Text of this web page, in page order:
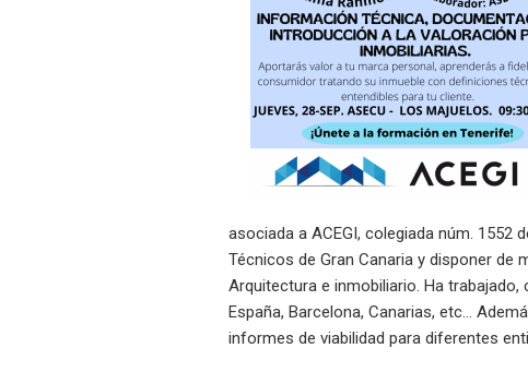
asociada a ACEGI, colegiada núm. 1552
Técnicos de Gran Canaria y disponer de
Arquitectura e inmobiliario. Ha
España, Barcelona, Canarias, etc…
informes de viabilidad para diferentes